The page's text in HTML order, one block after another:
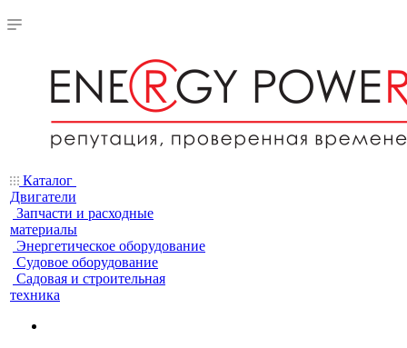
Каталог
Двигатели
Запчасти и расходные
материалы
Энергетическое оборудование
Судовое оборудование
Садовая и строительная
техника